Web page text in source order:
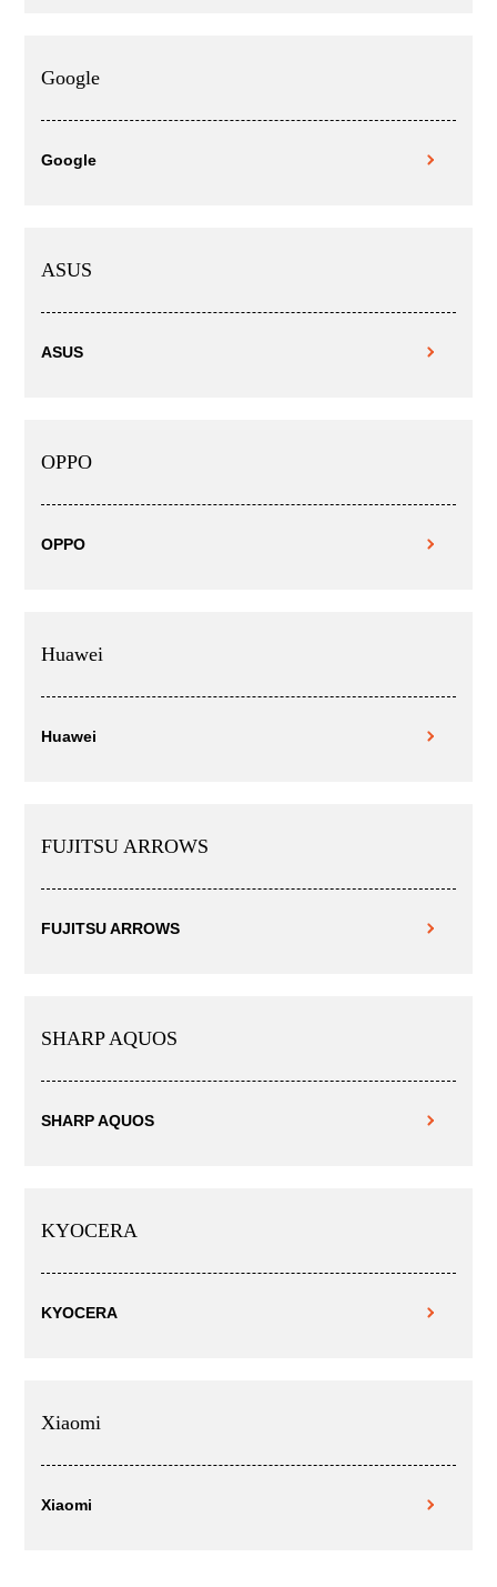
Google
Google
ASUS
ASUS
OPPO
OPPO
Huawei
Huawei
FUJITSU ARROWS
FUJITSU ARROWS
SHARP AQUOS
SHARP AQUOS
KYOCERA
KYOCERA
Xiaomi
Xiaomi